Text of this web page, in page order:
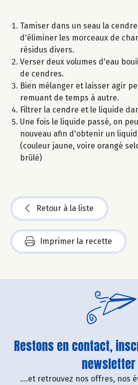
Tamiser dans un seau la
d'éliminer les morceaux de
résidus divers.
Verser deux volumes d'eau
de cendres.
Bien mélanger et laisser agir
remuant de temps à autre.
Filtrer la cendre et le liquide
Une fois le liquide passé, on
nouveau afin d'obtenir un
(couleur jaune, voire orangé
brûlé)
Retour à la liste
Imprimer la recette
Restons en contact,
....et retrouvez nos offres, nos